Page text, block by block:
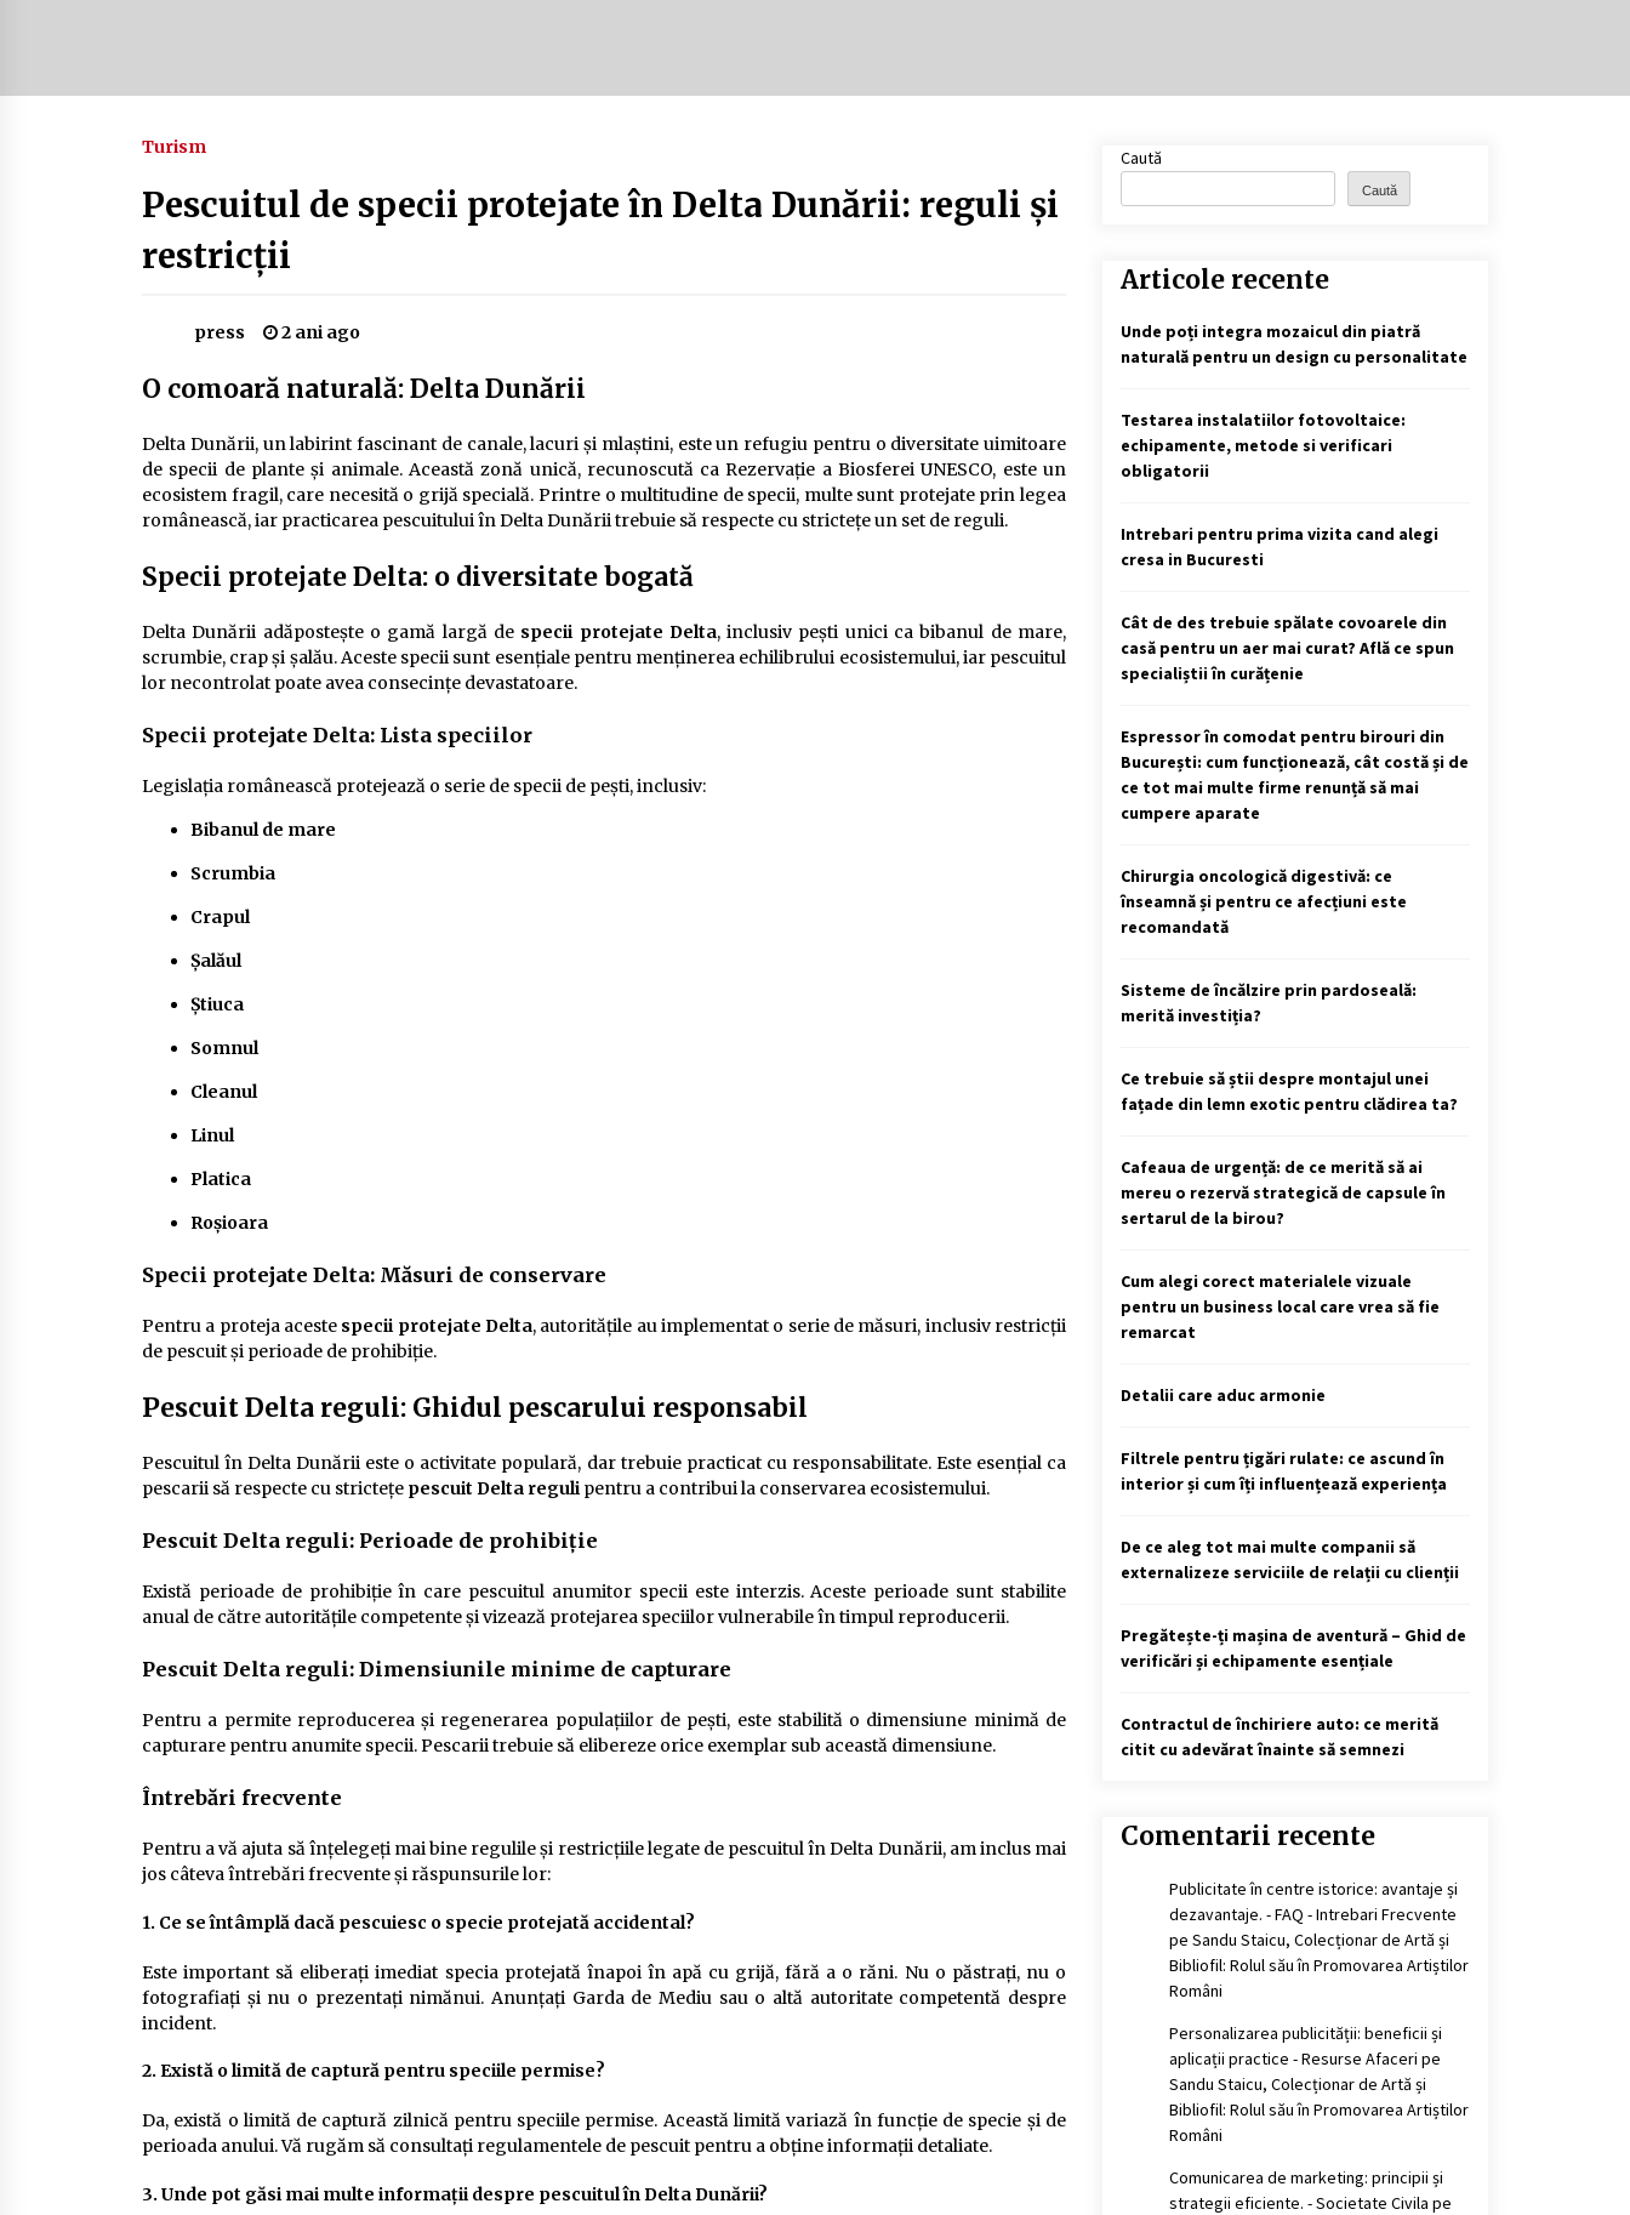
2 ani ago 2 ani ago
Cum să alegi firul de pescuit perfect
2 ani ago
2 ani ago
2 ani ago
Turism
Pescuitul de specii protejate în Delta Dunării: reguli și
restricții
press 2 ani ago
O comoară naturală: Delta Dunării
Delta Dunării, un labirint fascinant de canale, lacuri și mlaștini, este un refugiu pentru o diversitate uimitoare
de specii de plante și animale. Această zonă unică, recunoscută ca Rezervație a Biosferei UNESCO, este un
ecosistem fragil, care necesită o grijă specială. Printre o multitudine de specii, multe sunt protejate prin legea
românească, iar practicarea pescuitului în Delta Dunării trebuie să respecte cu strictețe un set de reguli.
Specii protejate Delta: o diversitate bogată
Delta Dunării adăpostește o gamă largă de specii protejate Delta, inclusiv pești unici ca bibanul de mare,
scrumbie, crap și șalău. Aceste specii sunt esențiale pentru menținerea echilibrului ecosistemului, iar pescuitul
lor necontrolat poate avea consecințe devastatoare.
Specii protejate Delta: Lista speciilor
Legislația românească protejează o serie de specii de pești, inclusiv:
Bibanul de mare
Scrumbia
Crapul
Șalăul
Știuca
Somnul
Cleanul
Linul
Platica
Roșioara
Specii protejate Delta: Măsuri de conservare
Pentru a proteja aceste specii protejate Delta, autoritățile au implementat o serie de măsuri, inclusiv restricții
de pescuit și perioade de prohibiție.
Pescuit Delta reguli: Ghidul pescarului responsabil
Pescuitul în Delta Dunării este o activitate populară, dar trebuie practicat cu responsabilitate. Este esențial ca
pescarii să respecte cu strictețe pescuit Delta reguli pentru a contribui la conservarea ecosistemului.
Pescuit Delta reguli: Perioade de prohibiție
Există perioade de prohibiție în care pescuitul anumitor specii este interzis. Aceste perioade sunt stabilite
anual de către autoritățile competente și vizează protejarea speciilor vulnerabile în timpul reproducerii.
Pescuit Delta reguli: Dimensiunile minime de capturare
Pentru a permite reproducerea și regenerarea populațiilor de pești, este stabilită o dimensiune minimă de
capturare pentru anumite specii. Pescarii trebuie să elibereze orice exemplar sub această dimensiune.
Întrebări frecvente
Pentru a vă ajuta să înțelegeți mai bine regulile și restricțiile legate de pescuitul în Delta Dunării, am inclus mai
jos câteva întrebări frecvente și răspunsurile lor:
1. Ce se întâmplă dacă pescuiesc o specie protejată accidental?
Este important să eliberați imediat specia protejată înapoi în apă cu grijă, fără a o răni. Nu o păstrați, nu o
fotografiați și nu o prezentați nimănui. Anunțați Garda de Mediu sau o altă autoritate competentă despre
incident.
2. Există o limită de captură pentru speciile permise?
Da, există o limită de captură zilnică pentru speciile permise. Această limită variază în funcție de specie și de
perioada anului. Vă rugăm să consultați regulamentele de pescuit pentru a obține informații detaliate.
3. Unde pot găsi mai multe informații despre pescuitul în Delta Dunării?
Caută
Caută
Articole recente
Unde poți integra mozaicul din piatră
naturală pentru un design cu personalitate
Testarea instalatiilor fotovoltaice:
echipamente, metode si verificari
obligatorii
Intrebari pentru prima vizita cand alegi
cresa in Bucuresti
Cât de des trebuie spălate covoarele din
casă pentru un aer mai curat? Află ce spun
specialiștii în curățenie
Espressor în comodat pentru birouri din
București: cum funcționează, cât costă și de
ce tot mai multe firme renunță să mai
cumpere aparate
Chirurgia oncologică digestivă: ce
înseamnă și pentru ce afecțiuni este
recomandată
Sisteme de încălzire prin pardoseală:
merită investiția?
Ce trebuie să știi despre montajul unei
fațade din lemn exotic pentru clădirea ta?
Cafeaua de urgență: de ce merită să ai
mereu o rezervă strategică de capsule în
sertarul de la birou?
Cum alegi corect materialele vizuale
pentru un business local care vrea să fie
remarcat
Detalii care aduc armonie
Filtrele pentru țigări rulate: ce ascund în
interior și cum îți influențează experiența
De ce aleg tot mai multe companii să
externalizeze serviciile de relații cu clienții
Pregătește-ți mașina de aventură – Ghid de
verificări și echipamente esențiale
Contractul de închiriere auto: ce merită
citit cu adevărat înainte să semnezi
Comentarii recente
Publicitate în centre istorice: avantaje și
dezavantaje. - FAQ - Intrebari Frecvente
pe Sandu Staicu, Colecționar de Artă și
Bibliofil: Rolul său în Promovarea Artiștilor
Români
Personalizarea publicității: beneficii și
aplicații practice - Resurse Afaceri pe
Sandu Staicu, Colecționar de Artă și
Bibliofil: Rolul său în Promovarea Artiștilor
Români
Comunicarea de marketing: principii și
strategii eficiente. - Societate Civila pe